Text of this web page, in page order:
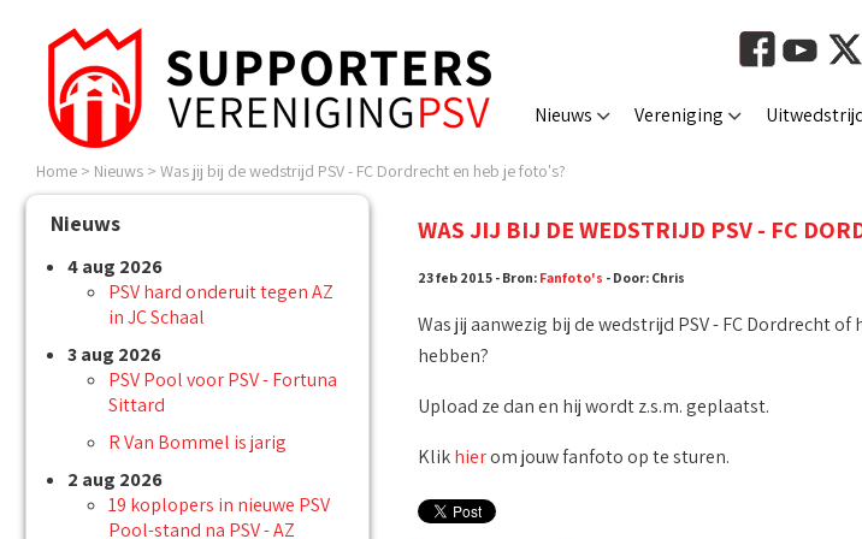
Nieuws Vereniging
Home > Nieuws > Was jij bij de wedstrijd PSV - FC Dordrecht en heb je foto's?
Nieuws
4 aug 2026
PSV hard onderuit tegen AZ
in JC Schaal
3 aug 2026
PSV Pool voor PSV - Fortuna
Sittard
R Van Bommel is jarig
2 aug 2026
19 koplopers in nieuwe PSV
Pool-stand na PSV - AZ
WAS JIJ BIJ DE WEDSTRIJD PSV - FC
23 feb 2015 - Bron: Fanfoto's - Door: Chris
Was jij aanwezig bij de wedstrijd PSV - FC Dordrecht
hebben?
Upload ze dan en hij wordt z.s.m. geplaatst.
Klikhierom jouw fanfoto op te sturen.